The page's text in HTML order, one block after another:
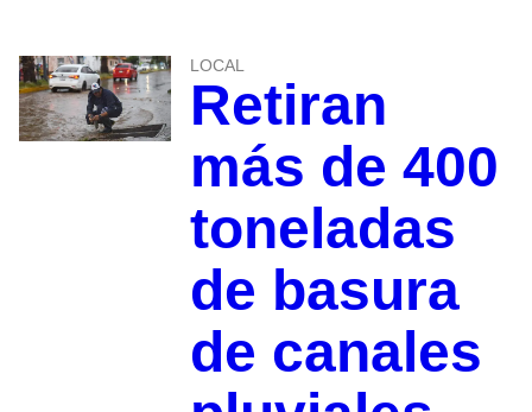
LOCAL
Retiran
más de 400
toneladas
de basura
de canales